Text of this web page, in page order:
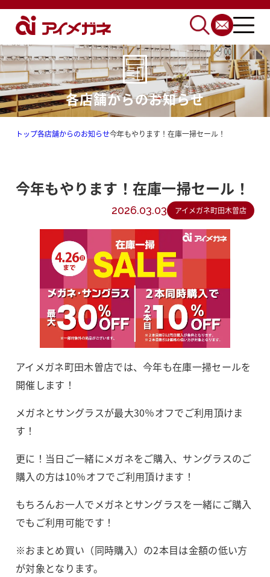
各店舗からのお知らせ
トップ各店舗からのお知らせ今年もやります！在庫一掃セール！
今年もやります！在庫一掃セール！
2026.03.03 アイメガネ町田木曽店
アイメガネ町田木曽店では、今年も在庫一掃セールを
開催します！
メガネとサングラスが最大30％オフでご利用頂けま
す！
更に！当日ご一緒にメガネをご購入、サングラスのご
購入の方は10％オフでご利用頂けます！
もちろんお一人でメガネとサングラスを一緒にご購入
でもご利用可能です！
※おまとめ買い（同時購入）の2本目は金額の低い方
が対象となります。